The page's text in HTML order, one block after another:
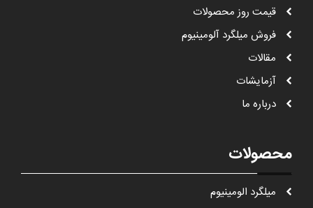
قيمت روز محصولات
فروش میلگرد آلومینیوم
مقالات
آزمایشات
درباره ما
محصولات
ميلگرد الومينيوم